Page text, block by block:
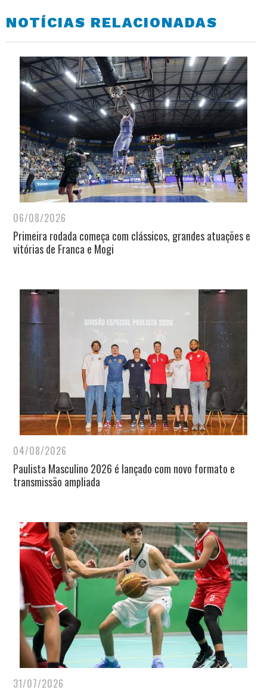
NOTÍCIAS RELACIONADAS
06/08/2026
Primeira rodada começa com clássicos, grandes atuações e
vitórias de Franca e Mogi
04/08/2026
Paulista Masculino 2026 é lançado com novo formato e
transmissão ampliada
31/07/2026